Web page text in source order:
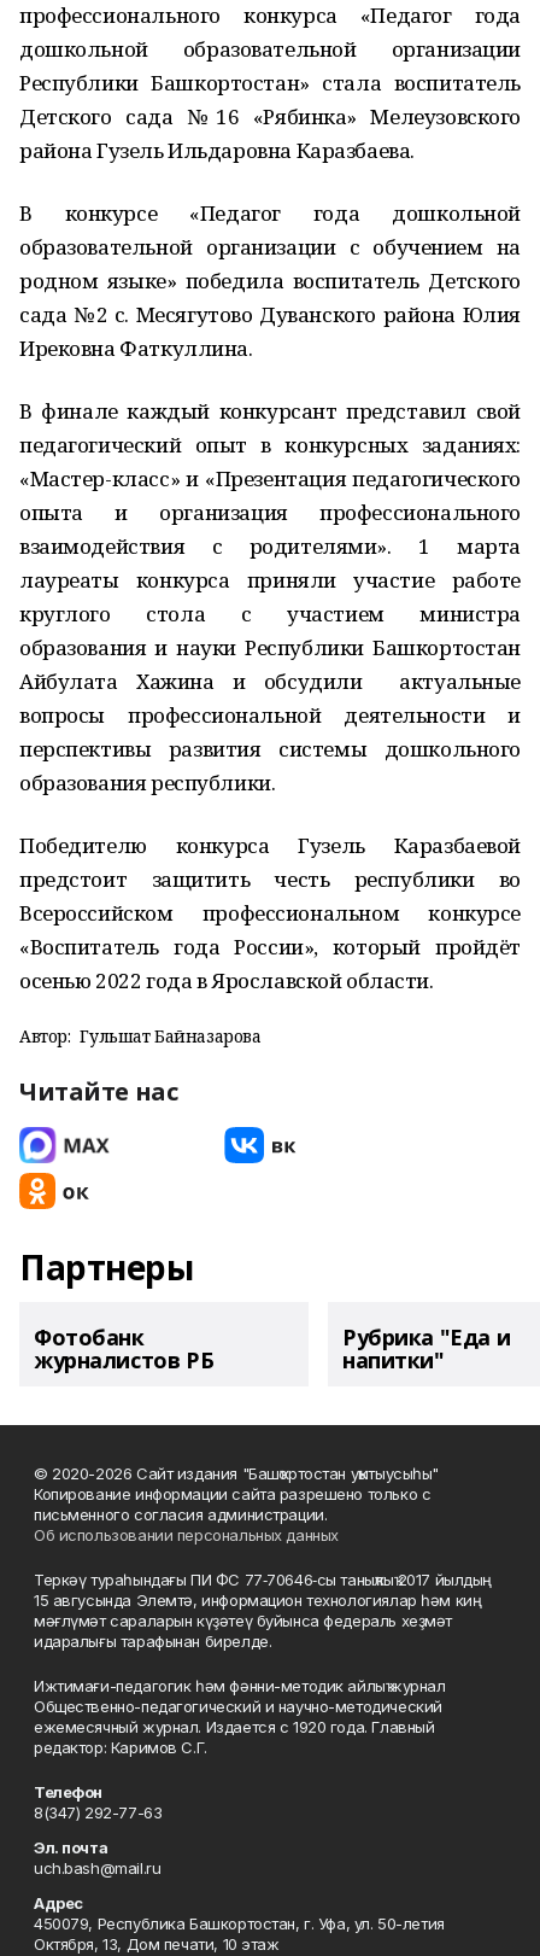
профессионального конкурса «Педагог года
дошкольной образовательной организации
Республики Башкортостан» стала воспитатель
Детского сада №16 «Рябинка» Мелеузовского
района Гузель Ильдаровна Каразбаева.
В конкурсе «Педагог года дошкольной
образовательной организации с обучением на
родном языке» победила воспитатель Детского
сада №2 с. Месягутово Дуванского района Юлия
Ирековна Фаткуллина.
В финале каждый конкурсант представил свой
педагогический опыт в конкурсных заданиях:
«Мастер-класс» и «Презентация педагогического
опыта и организация профессионального
взаимодействия с родителями». 1 марта
лауреаты конкурса приняли участие работе
круглого стола с участием министра
образования и науки Республики Башкортостан
Айбулата Хажина и обсудили актуальные
вопросы профессиональной деятельности и
перспективы развития системы дошкольного
образования республики.
Победителю конкурса Гузель Каразбаевой
предстоит защитить честь республики во
Всероссийском профессиональном конкурсе
«Воспитатель года России», который пройдёт
осенью 2022 года в Ярославской области.
Автор: Гульшат Байназарова
Читайте нас
Партнеры
Фотобанк
журналистов РБ
Рубрика "Еда и
напитки"
© 2020-2026 Сайт издания "Башҡортостан уҡытыусыһы"
Копирование информации сайта разрешено только с
письменного согласия администрации.
Об использовании персональных данных
Теркәү тураһындағы ПИ ФС 77‑70646‑сы таныҡлыҡ 2017 йылдың
15 авгусында Элемтә, информацион технологиялар һәм киң
мәғлүмәт сараларын күҙәтеү буйынса федераль хеҙмәт
идаралығы тарафынан бирелде.
Ижтимағи-педагогик һәм фәнни-методик айлыҡ журнал
Общественно-педагогический и научно-методический
ежемесячный журнал. Издается с 1920 года. Главный
редактор: Каримов С.Г.
Телефон
8(347) 292-77-63
Эл. почта
uch.bash@mail.ru
Адрес
450079, Республика Башкортостан, г. Уфа, ул. 50-летия
Октября, 13, Дом печати, 10 этаж